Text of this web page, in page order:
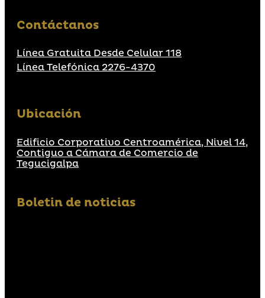
Contáctanos
Línea Gratuita Desde Celular 118
Línea Telefónica 2276-4370
Ubicación
Edificio Corporativo Centroamérica, Nivel 14,
Contiguo a Cámara de Comercio de
Tegucigalpa
Boletin de noticias